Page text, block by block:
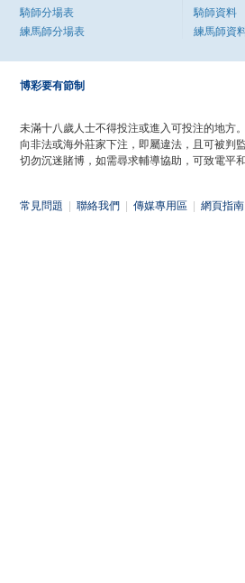
騎師分場表
練馬師分場表
騎師資料
練馬師資
博彩要有節制
未滿十八歲人士不得投注或進入可投注的地方。
向非法或海外莊家下注，即屬違法，且可被判監
切勿沉迷賭博，如需尋求輔導協助，可致電平
常見問題 聯絡我們 傳媒專用區 網頁指南